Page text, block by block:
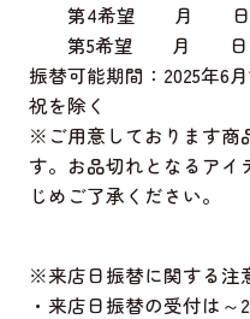
第4希望 月 日
第5希望 月 日
振替可能期間：2025年6
祝を除く
※ご用意しております商
す。お品切れとなるアイ
じめご了承ください。
※来店日振替に関する注
・来店日振替の受付は～